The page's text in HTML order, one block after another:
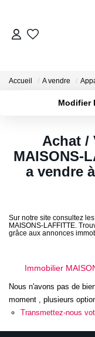
Accueil A vendre
Modifier
Sélectionnez...
Type de bienAchat /
MAISONS-
a vendre
Sur notre site consultez
MAISONS-LAFFITTE.
grâce aux annonces
Immobilier
Nous n'avons pas de
moment , plusieurs
Transmettez-nous